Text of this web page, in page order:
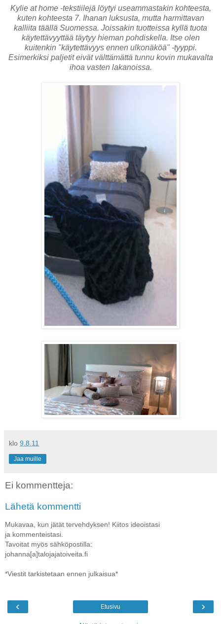
Kylie at home -tekstiilejä löytyi useammastakin kohteesta,
kuten kohteesta 7. Ihanan luksusta, mutta harmittavan
kalliita täällä Suomessa. Joissakin tuotteissa kyllä tuota
käytettävyyttää täytyy hieman pohdiskella. Itse olen
kuitenkin "käytettävyys ennen ulkonäköä" -tyyppi.
Esimerkiksi paljetit eivät välttämättä tunnu kovin mukavalta
ihoa vasten lakanoissa.
klo 9.8.11
Jaa muille
Ei kommentteja:
Lähetä kommentti
Mukavaa, kun jätät tervehdyksen! Kiitos ideoistasi
ja kommenteistasi.
Tavoitat myös sähköpostilla:
johanna[a]talojajatoiveita.fi
*Viestit tarkistetaan ennen julkaisua*
‹ ›
Etusivu